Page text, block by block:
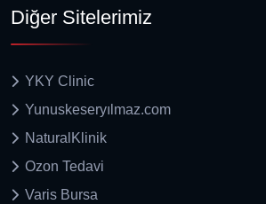
Diğer Sitelerimiz
YKY Clinic
Yunuskeseryılmaz.com
NaturalKlinik
Ozon Tedavi
Varis Bursa